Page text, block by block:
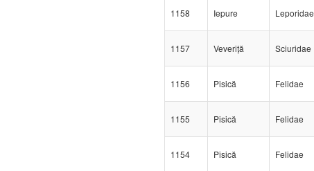
1158 Iepure Leporidae
1157 Veveriță Sciuridae
1156 Pisică Felidae
1155 Pisică Felidae
1154 Pisică Felidae